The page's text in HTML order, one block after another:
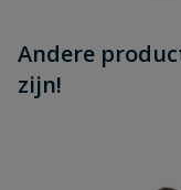
Andere
zijn!